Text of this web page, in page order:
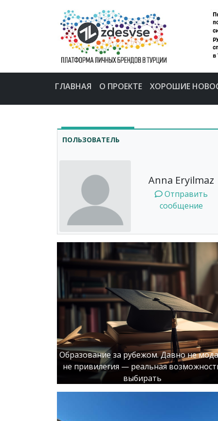
ГЛАВНАЯ О ПРОЕКТЕ ХОРОШИЕ
ПОЛЬЗОВАТЕЛЬ
Anna Eryilmaz
Отправить
сообщение
Образование за рубежом. Давно не
не привилегия — реальная
выбирать